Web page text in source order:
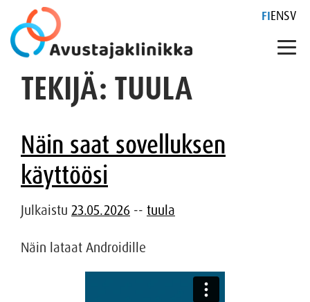
Skip
FIENSV
TEKIJÄ: TUULA
Näin saat sovelluksen
käyttöösi
Julkaistu 23.05.2026 -- tuula
Näin lataat Androidille